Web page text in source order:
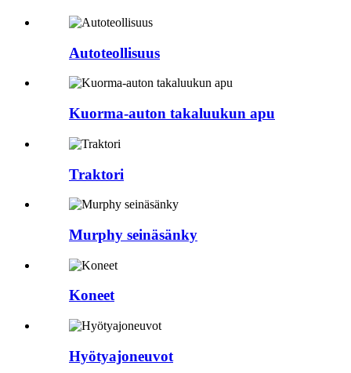
Autoteollisuus
Kuorma-auton takaluukun apu
Traktori
Murphy seinäsänky
Koneet
Hyötyajoneuvot